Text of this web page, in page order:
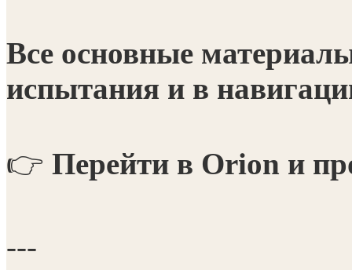
Все основные
испытания и в
👉 Перейти в Orion и
---